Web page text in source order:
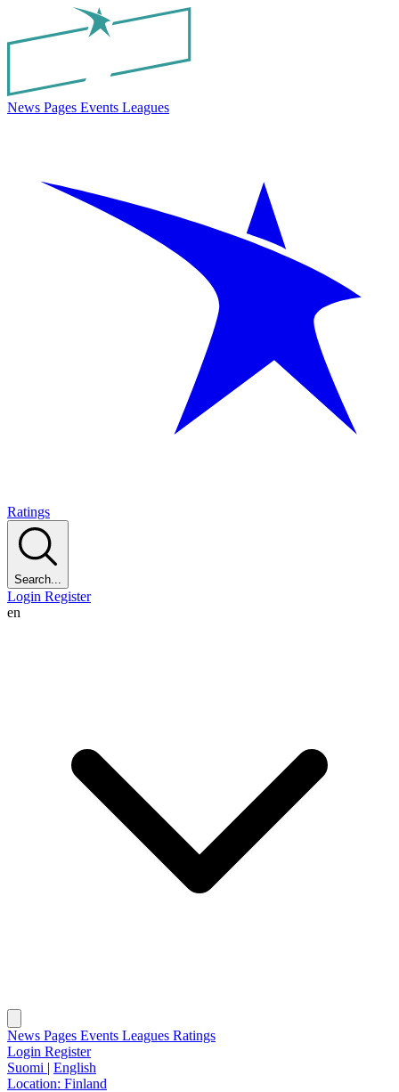
News Pages Events Leagues
Ratings
Search...
Login Register
en
News Pages Events Leagues Ratings
Login Register
Suomi | English
Location: Finland